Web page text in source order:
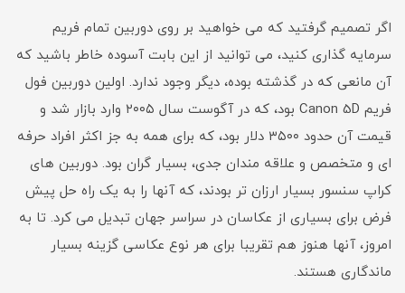
اگر تصمیم گرفتید که می خواهید بر روی دوربین تمام فریم
سرمایه گذاری کنید، می توانید از این بابت آسوده خاطر باشید که
آن مانعی که در گذشته بوده، دیگر وجود ندارد. اولین دوربین فول
فریم Canon 5D بود، که در آگوست سال ۲۰۰۵ وارد بازار شد و
قیمت آن حدود ۳۵۰۰ دلار بود، که برای همه به جز اکثر افراد حرفه
ای و متخصص و علاقه مندان جدی، بسیار گران بود. دوربین های
کراپ سنسور بسیار ارزان تر بودند، که آنها را به یک راه حل پیش
فرض برای بسیاری از عکاسان در سراسر جهان تبدیل می کرد. تا به
امروز، آنها هنوز هم تقریبا برای هر نوع عکاسی گزینه بسیار
ماندگاری هستند.